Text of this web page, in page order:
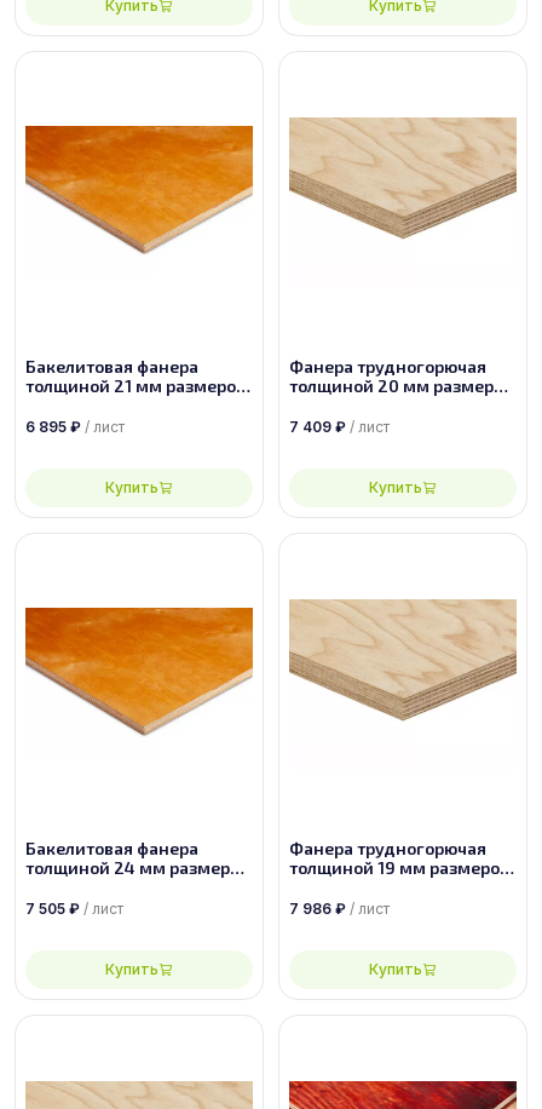
Купить Купить
Бакелитовая фанера
толщиной 21 мм размером
6 895 ₽ / лист
Купить
Фанера трудногорючая
толщиной 20 мм размером
7 409 ₽ / лист
Купить
Бакелитовая фанера
толщиной 24 мм размером
7 505 ₽ / лист
Купить
Фанера трудногорючая
толщиной 19 мм размером
7 986 ₽ / лист
Купить